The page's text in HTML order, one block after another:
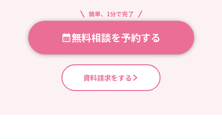
簡単、1分で完了
無料相談を予約する
資料請求をする